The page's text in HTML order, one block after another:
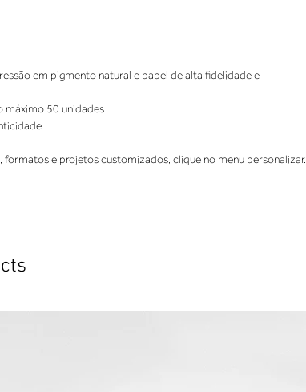
em pigmento natural e papel de alta fidelidade e
máximo 50 unidades
formatos e projetos customizados, clique no menu personalizar.